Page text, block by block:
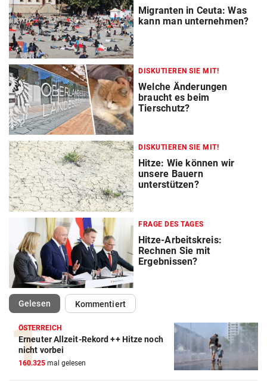
Migranten in Ceuta: Was
kann man unternehmen?
DISKUTIEREN SIE MIT!
Welche Änderungen
braucht es beim
Tierschutz?
DISKUTIEREN SIE MIT!
Hitze: Wie können wir
unsere Bauern
unterstützen?
FRAGE DES TAGES
Hitze-Arbeitskreis:
Rechnen Sie mit
Ergebnissen?
Gelesen(ausgewählt)Kommentiert
ÖSTERREICH
Erneuter Allzeit-Rekord ++ Hitze noch
nicht vorbei
160.325 mal gelesen